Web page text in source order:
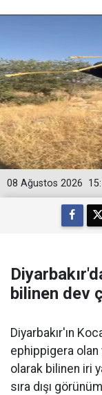
08 Ağustos 2026
bilinen dev
Diyarbakır'ın
ephippigera olan
olarak bilinen iri
sıra dışı